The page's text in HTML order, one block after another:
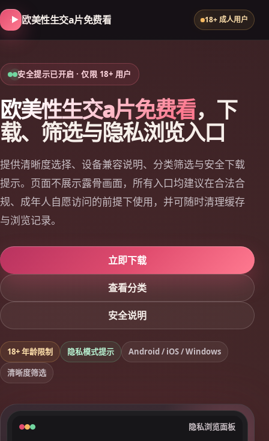
欧美性生交a片免费看 18+ 成人用户
安全提示已开启 · 仅限 18+ 用户
欧美性生交a片免费看，下
载、筛选与隐私浏览入口
提供清晰度选择、设备兼容说明、分类筛选与安全下载
提示。页面不展示露骨画面，所有入口均建议在合法合
规、成年人自愿访问的前提下使用，并可随时清理缓存
与浏览记录。
立即下载
查看分类
安全说明
18+ 年龄限制 隐私模式提示
Android / iOS / Windows
清晰度筛选
隐私浏览面板